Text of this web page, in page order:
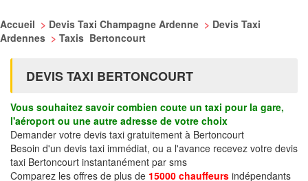
Accueil > Devis Taxi Champagne Ardenne > Devis Taxi
Ardennes > Taxis Bertoncourt
DEVIS TAXI BERTONCOURT
Vous souhaitez savoir combien coute un taxi pour la gare,
l'aéroport ou une autre adresse de votre choix
Demander votre devis taxi gratuitement à Bertoncourt
Besoin d'un devis taxi immédiat, ou a l'avance recevez votre devis
taxi Bertoncourt instantanément par sms
Comparez les offres de plus de 15000 chauffeurs indépendants